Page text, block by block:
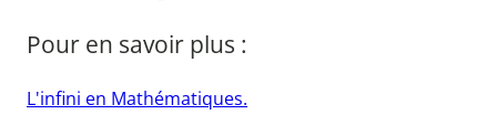
Pour en savoir plus :
L'infini en Mathématiques.